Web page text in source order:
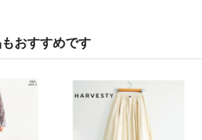
おすすめです